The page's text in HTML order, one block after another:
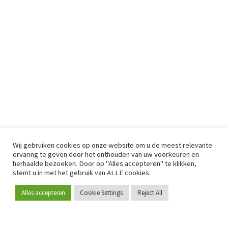
Word lid
Wij gebruiken cookies op onze website om u de meest relevante
ervaring te geven door het onthouden van uw voorkeuren en
herhaalde bezoeken. Door op "Alles accepteren" te klikken,
stemt u in met het gebruik van ALLE cookies.
Alles accepteren Cookie Settings Reject All